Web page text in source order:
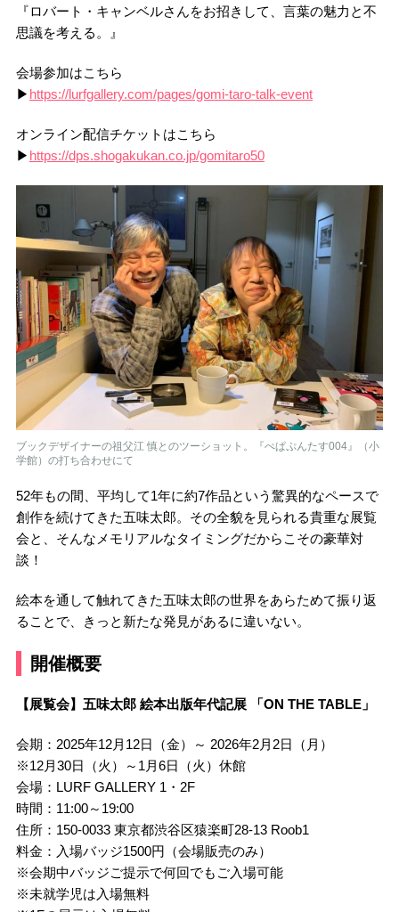
『ロバート・キャンベルさんをお招きして、言葉の魅力と不
思議を考える。』
会場参加はこちら
▶ https://lurfgallery.com/pages/gomi-taro-talk-event
オンライン配信チケットはこちら
▶ https://dps.shogakukan.co.jp/gomitaro50
ブックデザイナーの祖父江 慎とのツーショット。『ぺぱぷんたす004』（小
学館）の打ち合わせにて
52年もの間、平均して1年に約7作品という驚異的なペースで
創作を続けてきた五味太郎。その全貌を見られる貴重な展覧
会と、そんなメモリアルなタイミングだからこその豪華対
談！
絵本を通して触れてきた五味太郎の世界をあらためて振り返
ることで、きっと新たな発見があるに違いない。
開催概要
【展覧会】五味太郎 絵本出版年代記展 「ON THE TABLE」
会期：2025年12月12日（金）～ 2026年2月2日（月）
※12月30日（火）～1月6日（火）休館
会場：LURF GALLERY 1・2F
時間：11:00～19:00
住所：150-0033 東京都渋谷区猿楽町28-13 Roob1
料金：入場バッジ1500円（会場販売のみ）
※会期中バッジご提示で何回でもご入場可能
※未就学児は入場無料